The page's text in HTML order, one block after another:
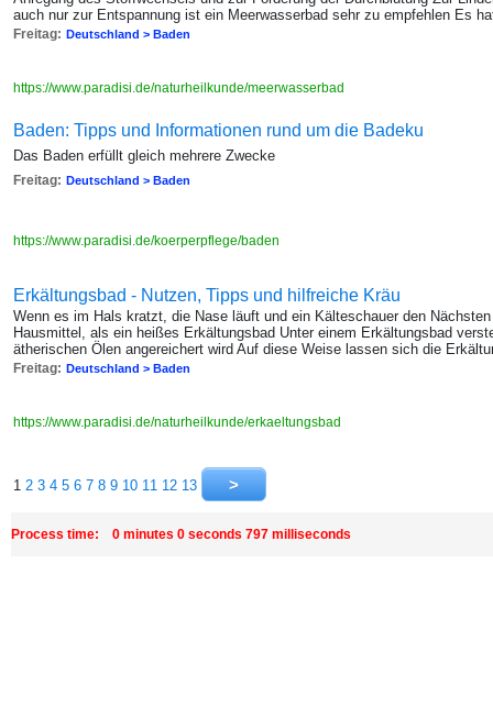
auch nur zur Entspannung ist ein Meerwasserbad sehr zu empfehlen Es
Freitag: Deutschland > Baden
https://www.paradisi.de/naturheilkunde/meerwasserbad
Baden: Tipps und Informationen rund um die Badeku
Das Baden erfüllt gleich mehrere Zwecke
Freitag: Deutschland > Baden
https://www.paradisi.de/koerperpflege/baden
Erkältungsbad - Nutzen, Tipps und hilfreiche Kräu
Wenn es im Hals kratzt, die Nase läuft und ein Kälteschauer den
Hausmittel, als ein heißes Erkältungsbad Unter einem Erkältungsbad
ätherischen Ölen angereichert wird Auf diese Weise lassen sich die
Freitag: Deutschland > Baden
https://www.paradisi.de/naturheilkunde/erkaeltungsbad
1 2 3 4 5 6 7 8 9 10 11 12 13
Process time: 0 minutes 0 seconds 797 milliseconds